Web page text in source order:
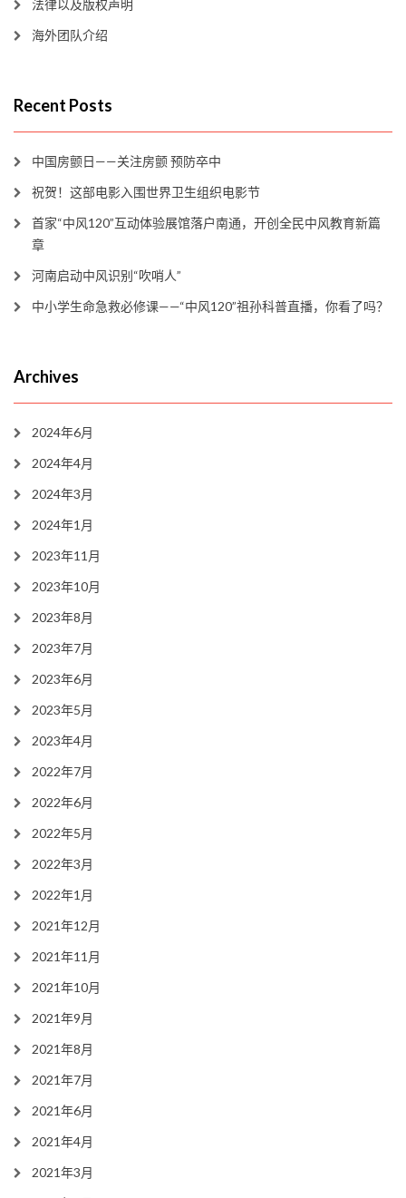
法律以及版权声明
海外团队介绍
Recent Posts
中国房颤日——关注房颤 预防卒中
祝贺！这部电影入围世界卫生组织电影节
首家“中风120”互动体验展馆落户南通，开创全民中风教育新篇
章
河南启动中风识别“吹哨人”
中小学生命急救必修课——“中风120”祖孙科普直播，你看了吗？
Archives
2024年6月
2024年4月
2024年3月
2024年1月
2023年11月
2023年10月
2023年8月
2023年7月
2023年6月
2023年5月
2023年4月
2022年7月
2022年6月
2022年5月
2022年3月
2022年1月
2021年12月
2021年11月
2021年10月
2021年9月
2021年8月
2021年7月
2021年6月
2021年4月
2021年3月